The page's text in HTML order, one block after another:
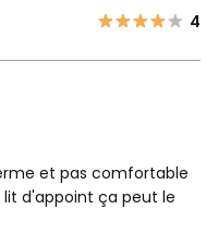
4
et pas comfortable
lit d'appoint ça peut le